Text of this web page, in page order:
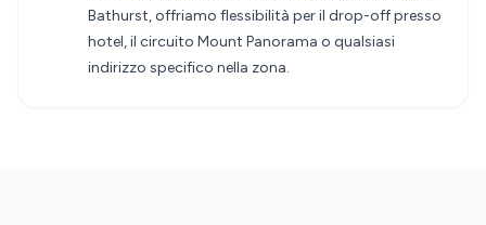
Bathurst, offriamo flessibilità per il drop-off presso
hotel, il circuito Mount Panorama o qualsiasi
indirizzo specifico nella zona.